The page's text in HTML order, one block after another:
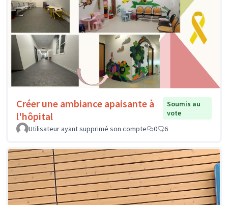
Créer une ambiance apaisante à
l'hôpital
Soumis au
vote
Utilisateur ayant supprimé son compte
0 6